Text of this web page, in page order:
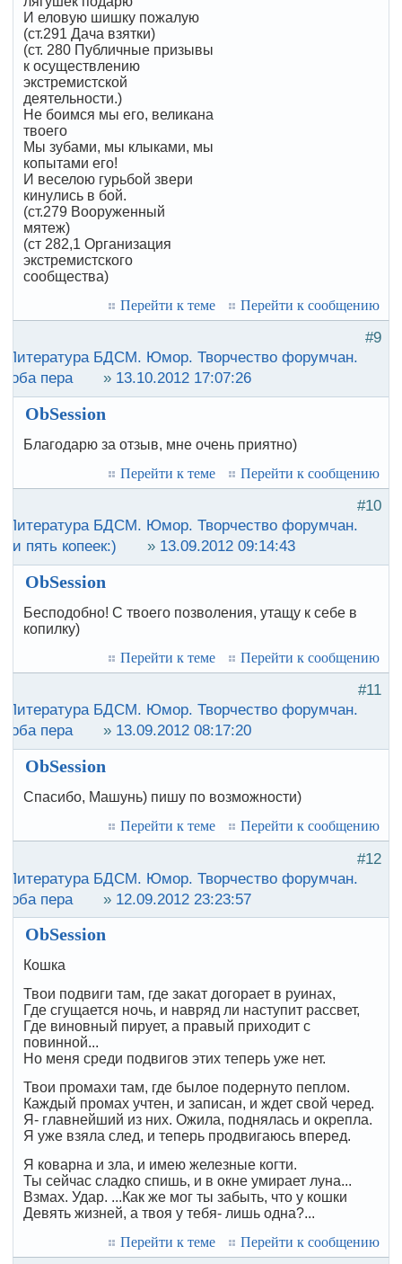
И еловую шишку пожалую
(ст.291 Дача взятки)
(ст. 280 Публичные призывы
к осуществлению
экстремистской
деятельности.)
Не боимся мы его, великана
твоего
Мы зубами, мы клыками, мы
копытами его!
И веселою гурьбой звери
кинулись в бой.
(ст.279 Вооруженный
мятеж)
(ст 282,1 Организация
экстремистского
сообщества)
Перейти к теме
Перейти к сообщению
#9
Литература БДСМ. Юмор. Творчество форумчан.
пера
» 13.10.2012 17:07:26
ObSession
Благодарю за отзыв, мне очень приятно)
Перейти к теме
Перейти к сообщению
#10
Литература БДСМ. Юмор. Творчество форумчан.
пять копеек:)
» 13.09.2012 09:14:43
ObSession
Бесподобно! С твоего позволения, утащу к себе в
копилку)
Перейти к теме
Перейти к сообщению
#11
Литература БДСМ. Юмор. Творчество форумчан.
пера
» 13.09.2012 08:17:20
ObSession
Спасибо, Машунь) пишу по возможности)
Перейти к теме
Перейти к сообщению
#12
Литература БДСМ. Юмор. Творчество форумчан.
пера
» 12.09.2012 23:23:57
ObSession
Кошка
Твои подвиги там, где закат догорает в руинах,
Где сгущается ночь, и навряд ли наступит рассвет,
Где виновный пирует, а правый приходит с
повинной...
Но меня среди подвигов этих теперь уже нет.
Твои промахи там, где былое подернуто пеплом.
Каждый промах учтен, и записан, и ждет свой черед.
Я- главнейший из них. Ожила, поднялась и окрепла.
Я уже взяла след, и теперь продвигаюсь вперед.
Я коварна и зла, и имею железные когти.
Ты сейчас сладко спишь, и в окне умирает луна...
Взмах. Удар. ...Как же мог ты забыть, что у кошки
Девять жизней, а твоя у тебя- лишь одна?...
Перейти к теме
Перейти к сообщению